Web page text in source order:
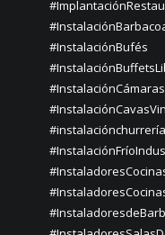
#InstalaciónBufés